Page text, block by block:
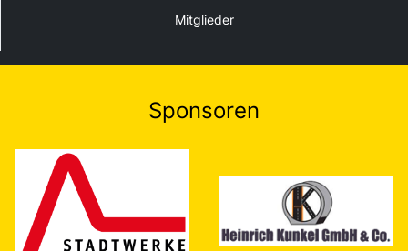
Mitglieder
Sponsoren